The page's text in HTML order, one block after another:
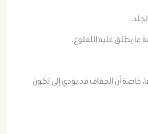
ما يطلق عليه اللغلوغ.
خاصة أن الجفاف قد يؤدي إلى تكون